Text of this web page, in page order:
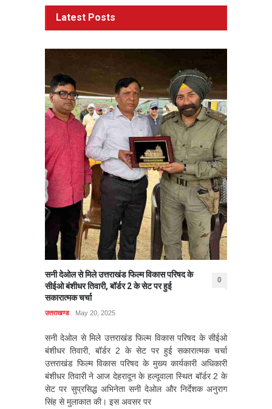
Latest Posts
सनी देओल से मिले उत्तराखंड फिल्म विकास परिषद के
सीईओ बंशीधर तिवारी, बॉर्डर 2 के सेट पर हुई
सकारात्मक चर्चा
0
उत्तराखण्ड May 20, 2025
सनी देओल से मिले उत्तराखंड फिल्म विकास परिषद के सीईओ
बंशीधर तिवारी, बॉर्डर 2 के सेट पर हुई सकारात्मक चर्चा
उत्तराखंड फिल्म विकास परिषद के मुख्य कार्यकारी अधिकारी
बंशीधर तिवारी ने आज देहरादून के हल्दूवाला स्थित बॉर्डर 2 के
सेट पर सुप्रसिद्ध अभिनेता सनी देओल और निर्देशक अनुराग
सिंह से मुलाकात की। इस अवसर पर